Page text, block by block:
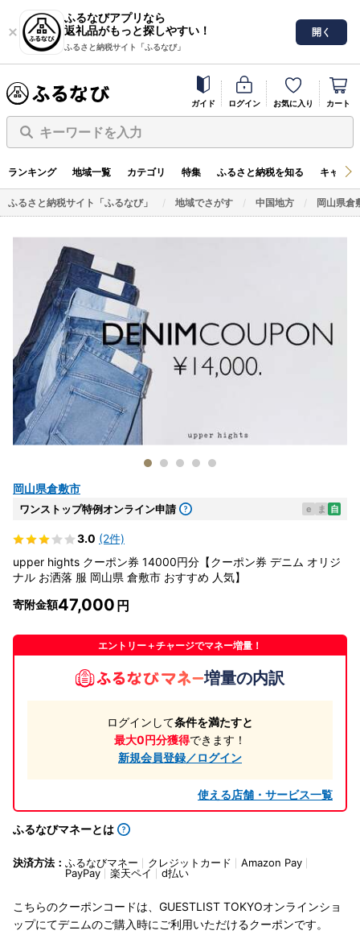
ふるなびアプリなら
返礼品がもっと探しやすい！
ふるさと納税サイト「ふるなび」
開く
ガイド ログイン お気に入り カート
キーワードを入力
ランキング 地域一覧 カテゴリ 特集 ふるさと納税を知る キャン
ふるさと納税サイト「ふるなび」 地域でさがす 中国地方 岡山県倉
岡山県倉敷市
ワンストップ特例オンライン申請 e ま 自
3.0 (2件)
upper hights クーポン券 14000円分【クーポン券 デニム オリジ
ナル お洒落 服 岡山県 倉敷市 おすすめ 人気】
寄附金額47,000
エントリー＋チャージでマネー増量！
増量の内訳
ログインして条件を満たすと
最大0円分獲得できます！
新規会員登録／ログイン
使える店舗・サービス一覧
ふるなびマネーとは
決済方法： ふるなびマネー クレジットカード
Amazon Pay
PayPay
楽天ペイ d払い
こちらのクーポンコードは、GUESTLIST TOKYOオンラインショ
ップにてデニムのご購入時にご利用いただけるクーポンです。